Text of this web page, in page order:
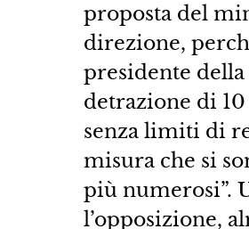
proposta del
direzione,
presidente
detrazione di
senza limiti di
misura che si
più numerosi”.
l’opposizione,